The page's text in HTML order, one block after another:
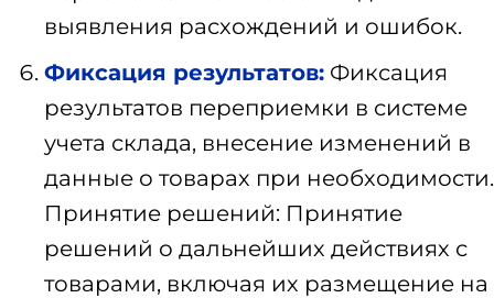
выявления расхождений и ошибок.
Фиксация результатов: Фиксация
результатов переприемки в системе
учета склада, внесение изменений в
данные о товарах при необходимости.
Принятие решений: Принятие
решений о дальнейших действиях с
товарами, включая их размещение на